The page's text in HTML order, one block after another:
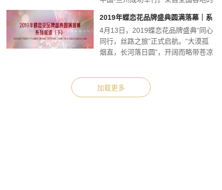
2019年蝶恋花品牌盛典圆满落幕｜系
列报道（下）
4月13日，2019蝶恋花品牌盛典“同心
同行，丝路之旅”正式启航。“大漠孤
烟直，长河落日圆”，开阔而略带苍凉